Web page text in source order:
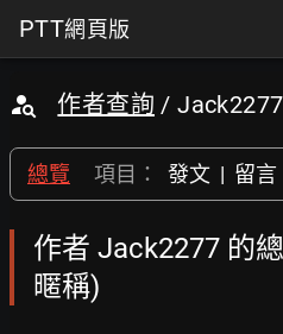
PTT網頁版
作者查詢 / Jack2277
總覽 項目： 發文 | 留言
作者 Jack2277 的
暱稱)